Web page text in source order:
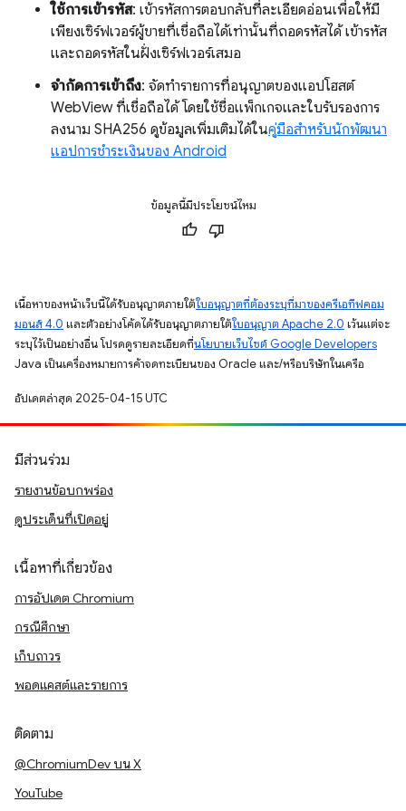
ใช้การเข้ารหัส: เข้ารหัสการตอบกลับที่ละเอียดอ่อนเพื่อให้มี
เพียงเซิร์ฟเวอร์ผู้ขายที่เชื่อถือได้เท่านั้นที่ถอดรหัสได้ เข้ารหัส
และถอดรหัสในฝั่งเซิร์ฟเวอร์เสมอ
จำกัดการเข้าถึง: จัดทำรายการที่อนุญาตของแอปโฮสต์
WebView ที่เชื่อถือได้ โดยใช้ชื่อแพ็กเกจและใบรับรองการ
ลงนาม SHA256 ดูข้อมูลเพิ่มเติมได้ในคู่มือสำหรับนักพัฒนา
แอปการชำระเงินของ Android
ข้อมูลนี้มีประโยชน์ไหม
เนื้อหาของหน้าเว็บนี้ได้รับอนุญาตภายใต้ใบอนุญาตที่ต้องระบุที่มาของครีเอทีฟคอม
มอนส์ 4.0 และตัวอย่างโค้ดได้รับอนุญาตภายใต้ใบอนุญาต Apache 2.0 เว้นแต่จะ
ระบุไว้เป็นอย่างอื่น โปรดดูรายละเอียดที่นโยบายเว็บไซต์ Google Developers
Java เป็นเครื่องหมายการค้าจดทะเบียนของ Oracle และ/หรือบริษัทในเครือ
อัปเดตล่าสุด 2025-04-15 UTC
มีส่วนร่วม
รายงานข้อบกพร่อง
ดูประเด็นที่เปิดอยู่
เนื้อหาที่เกี่ยวข้อง
การอัปเดต Chromium
กรณีศึกษา
เก็บถาวร
พอดแคสต์และรายการ
ติดตาม
@ChromiumDev บน X
YouTube